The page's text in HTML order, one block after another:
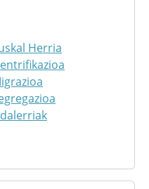
Herria